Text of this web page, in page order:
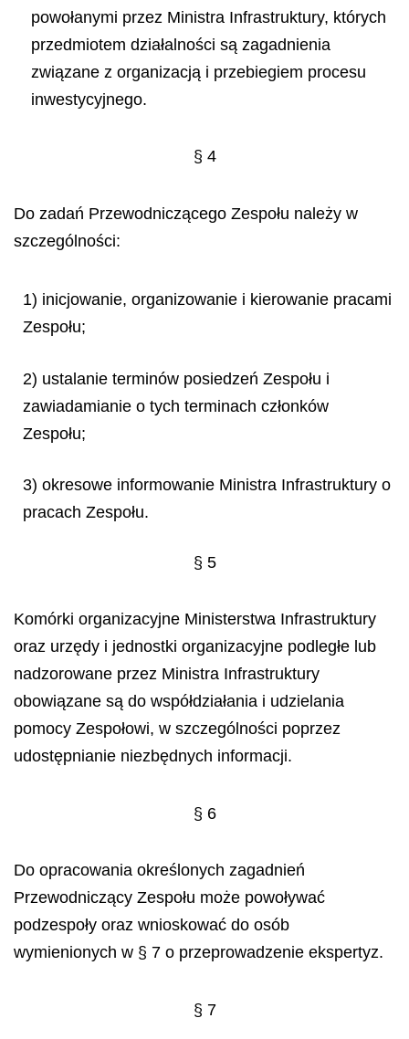
powołanymi przez Ministra Infrastruktury, których
przedmiotem działalności są zagadnienia
związane z organizacją i przebiegiem procesu
inwestycyjnego.
§ 4
Do zadań Przewodniczącego Zespołu należy w
szczególności:
1) inicjowanie, organizowanie i kierowanie pracami
Zespołu;
2) ustalanie terminów posiedzeń Zespołu i
zawiadamianie o tych terminach członków
Zespołu;
3) okresowe informowanie Ministra Infrastruktury o
pracach Zespołu.
§ 5
Komórki organizacyjne Ministerstwa Infrastruktury
oraz urzędy i jednostki organizacyjne podległe lub
nadzorowane przez Ministra Infrastruktury
obowiązane są do współdziałania i udzielania
pomocy Zespołowi, w szczególności poprzez
udostępnianie niezbędnych informacji.
§ 6
Do opracowania określonych zagadnień
Przewodniczący Zespołu może powoływać
podzespoły oraz wnioskować do osób
wymienionych w § 7 o przeprowadzenie ekspertyz.
§ 7